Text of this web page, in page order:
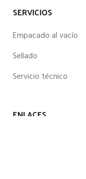
SERVICIOS
Empacado al vacío
Sellado
Servicio técnico
ENLACES